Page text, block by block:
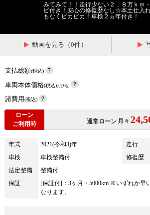
みてみて！！走行少ない２．８万ｋｍ
ビ付き！安心の修復歴なし☆本土仕入
もなくピカピカ！車検２ヵ年付き！
動画を見る（0件）
支払総額(税込)
車両本体価格(税込)(リ済込)
諸費用(税込)
ローン
ご利用時
通常ローン 月々
年式 2021(令和3)年 走行
車検
車検整備付 修復歴
法定整備
整備付
保証
[保証付]：3ヶ月・5000km ※いずれか早
なります。